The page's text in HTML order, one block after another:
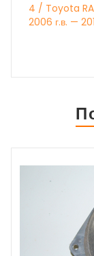
4 / Toyota
2006 г.в. —